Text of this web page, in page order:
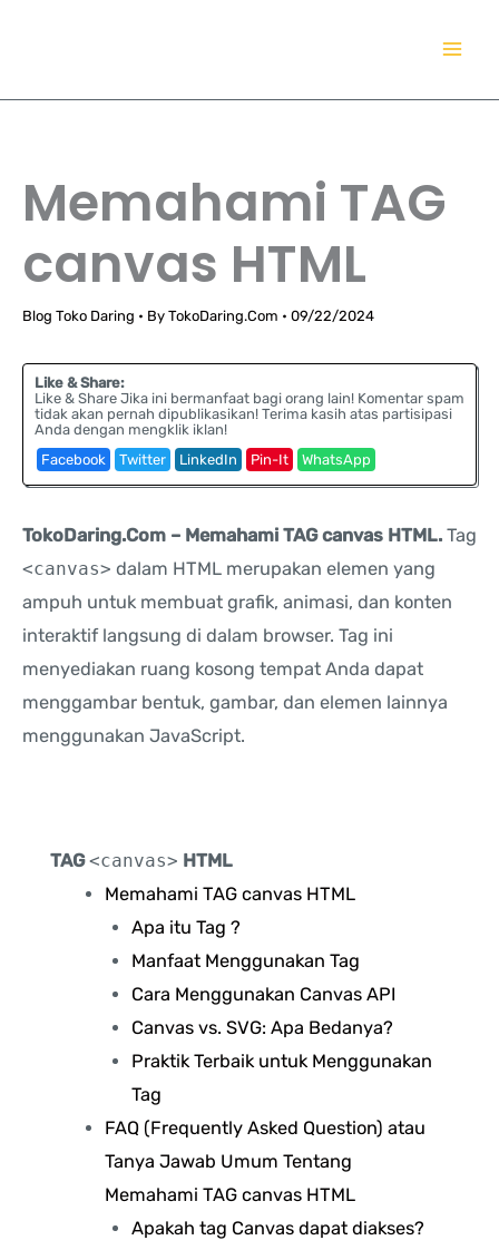
Memahami TAG
canvas HTML
Blog Toko Daring • By TokoDaring.Com • 09/22/2024
Like & Share:
Like & Share Jika ini bermanfaat bagi orang lain! Komentar spam
tidak akan pernah dipublikasikan! Terima kasih atas partisipasi
Anda dengan mengklik iklan!
Facebook
Twitter LinkedIn Pin-It WhatsApp
TokoDaring.Com – Memahami TAG canvas HTML. Tag
<canvas> dalam HTML merupakan elemen yang
ampuh untuk membuat grafik, animasi, dan konten
interaktif langsung di dalam browser. Tag ini
menyediakan ruang kosong tempat Anda dapat
menggambar bentuk, gambar, dan elemen lainnya
menggunakan JavaScript.
TAG<canvas> HTML
Memahami TAG canvas HTML
Apa itu Tag ?
Manfaat Menggunakan Tag
Cara Menggunakan Canvas API
Canvas vs. SVG: Apa Bedanya?
Praktik Terbaik untuk Menggunakan
Tag
FAQ (Frequently Asked Question) atau
Tanya Jawab Umum Tentang
Memahami TAG canvas HTML
Apakah tag Canvas dapat diakses?